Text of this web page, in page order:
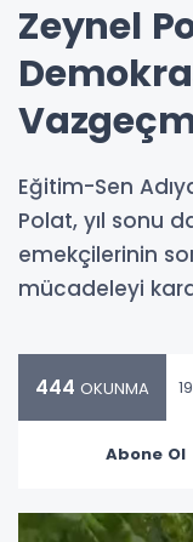
Zeynel
Eğitim-Sen
Polat, yıl sonu
emekçilerinin
mücadeleyi
444 OKUNMA
Abone Ol